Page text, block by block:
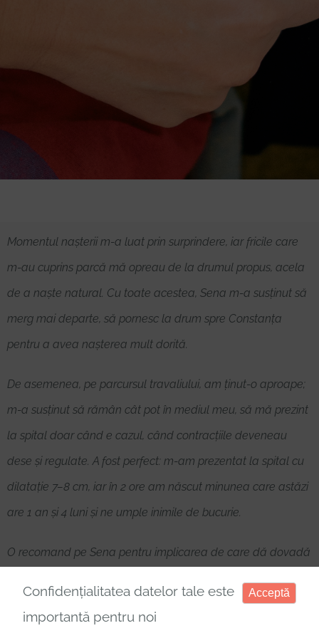
Momentul nașterii m-a luat prin surprindere, iar fricile care
m-au cuprins parcă mă opreau de la drumul propus, acela
de a naște natural. Cu toate acestea, Sena m-a susținut să
merg mai departe, să pornesc la drum spre Constanța
pentru a avea nașterea mult dorită.
De asemenea, pe parcursul travaliului, am ținut-o aproape;
m-a susținut să rămân cât pot în mediul meu, să mă prezint
la spital doar când e cazul, când contracțiile deveneau
dese și regulate. A fost perfect: m-am prezentat la spital cu
dilatație 7–8 cm, iar în 2 ore am născut minunea care astăzi
are 1 an și 4 luni și ne umple inimile de bucurie.
O recomand pe Sena pentru implicarea de care dă dovadă
experienței acumulate.
Minodora
Confidențialitatea datelor tale este
importantă pentru noi
Acceptă